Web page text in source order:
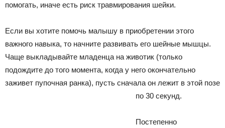
помогать, иначе есть риск травмирования шейки.
Если вы хотите помочь малышу в приобретении этого
важного навыка, то начните развивать его шейные мышцы.
Чаще выкладывайте младенца на животик (только
подождите до того момента, когда у него окончательно
заживет пупочная ранка), пусть сначала он лежит в этой позе
по 30 секунд.
Постепенно